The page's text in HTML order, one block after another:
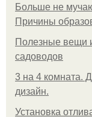
Больше не
Причины
Полезные вещи
садоводов
3 на 4 комната.
дизайн.
Установка